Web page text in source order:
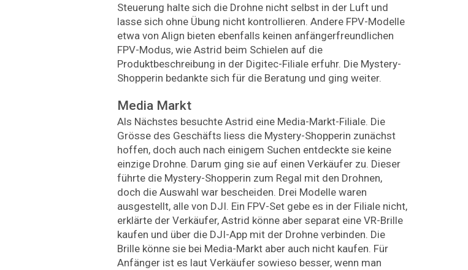
Steuerung halte sich die Drohne nicht selbst in der Luft und
lasse sich ohne Übung nicht kontrollieren. Andere FPV-Modelle
etwa von Align bieten ebenfalls keinen anfängerfreundlichen
FPV-Modus, wie Astrid beim Schielen auf die
Produktbeschreibung in der Digitec-Filiale erfuhr. Die Mystery-
Shopperin bedankte sich für die Beratung und ging weiter.
Media Markt
Als Nächstes besuchte Astrid eine Media-Markt-Filiale. Die
Grösse des Geschäfts liess die Mystery-Shopperin zunächst
hoffen, doch auch nach einigem Suchen entdeckte sie keine
einzige Drohne. Darum ging sie auf einen Verkäufer zu. Dieser
führte die Mystery-Shopperin zum Regal mit den Drohnen,
doch die Auswahl war bescheiden. Drei Modelle waren
ausgestellt, alle von DJI. Ein FPV-Set gebe es in der Filiale nicht,
erklärte der Verkäufer, Astrid könne aber separat eine VR-Brille
kaufen und über die DJI-App mit der Drohne verbinden. Die
Brille könne sie bei Media-Markt aber auch nicht kaufen. Für
Anfänger ist es laut Verkäufer sowieso besser, wenn man